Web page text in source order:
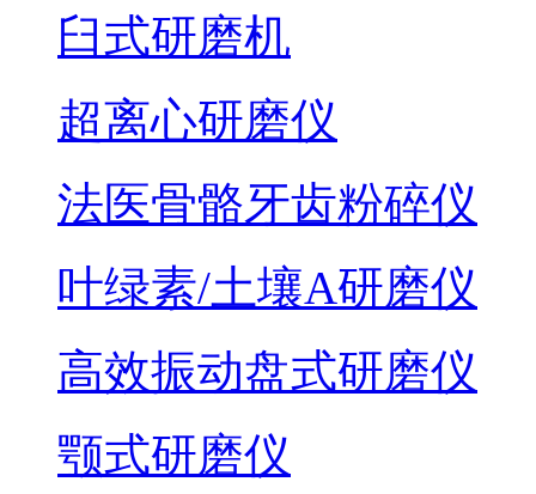
臼式研磨机
超离心研磨仪
法医骨骼牙齿粉碎仪
叶绿素/土壤A研磨仪
高效振动盘式研磨仪
颚式研磨仪